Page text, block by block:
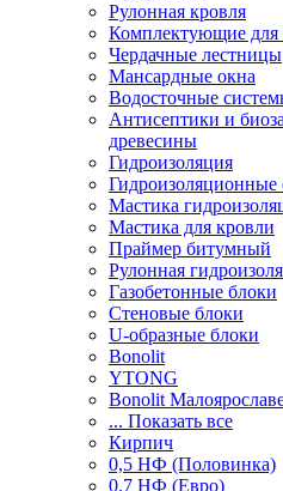
Рулонная кровля
Комплектующие для
Чердачные лестницы
Мансардные окна
Водосточные
Антисептики и
древесины
Гидроизоляция
Гидроизоляционные
Мастика
Мастика для кровли
Праймер битумный
Рулонная
Газобетонные блоки
Стеновые блоки
U-образные блоки
Bonolit
YTONG
Bonolit
... Показать все
Кирпич
0,5 НФ (Половинка)
0,7 НФ (Евро)